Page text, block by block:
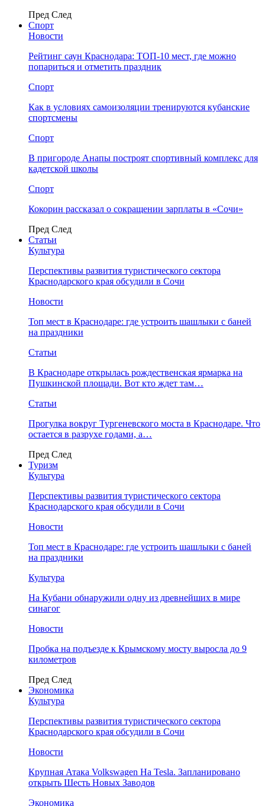
Пред След
Спорт
Новости
Рейтинг саун Краснодара: ТОП-10 мест, где можно
попариться и отметить праздник
Спорт
Как в условиях самоизоляции тренируются кубанские
спортсмены
Спорт
В пригороде Анапы построят спортивный комплекс для
кадетской школы
Спорт
Кокорин рассказал о сокращении зарплаты в «Сочи»
Пред След
Статьи
Культура
Перспективы развития туристического сектора
Краснодарского края обсудили в Сочи
Новости
Топ мест в Краснодаре: где устроить шашлыки с баней
на праздники
Статьи
В Краснодаре открылась рождественская ярмарка на
Пушкинской площади. Вот кто ждет там…
Статьи
Прогулка вокруг Тургеневского моста в Краснодаре. Что
остается в разрухе годами, а…
Пред След
Туризм
Культура
Перспективы развития туристического сектора
Краснодарского края обсудили в Сочи
Новости
Топ мест в Краснодаре: где устроить шашлыки с баней
на праздники
Культура
На Кубани обнаружили одну из древнейших в мире
синагог
Новости
Пробка на подъезде к Крымскому мосту выросла до 9
километров
Пред След
Экономика
Культура
Перспективы развития туристического сектора
Краснодарского края обсудили в Сочи
Новости
Крупная Атака Volkswagen На Tesla. Запланировано
открыть Шесть Новых Заводов
Экономика